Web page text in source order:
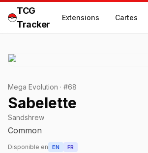
TCG
Tracker
Extensions Cartes
Mega Evolution · #68
Sabelette
Sandshrew
Common
Disponible en EN FR